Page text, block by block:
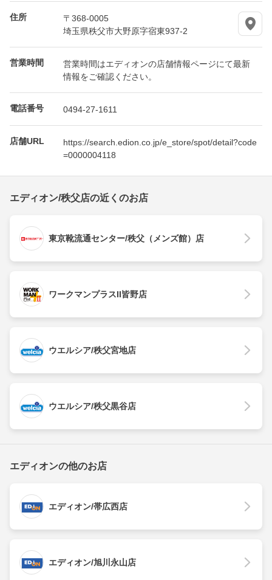
住所
〒368-0005
埼玉県秩父市大野原字宿東937-2
営業時間
営業時間はエディオンの店舗情報ページにて最新
情報をご確認ください。
電話番号 0494-27-1611
店舗URL
https://search.edion.co.jp/e_store/spot/detail?code
=0000004118
エディオン/秩父店の近くのお店
東京靴流通センター/秩父（メンズ館）店
ワークマンプラスII皆野店
ウエルシア/秩父宮地店
ウエルシア/秩父黒谷店
エディオンの他のお店
エディオン/帯広西店
エディオン/旭川永山店